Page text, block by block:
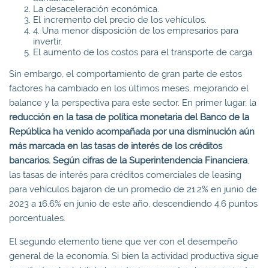
La desaceleración económica.
El incremento del precio de los vehículos.
4. Una menor disposición de los empresarios para
invertir.
El aumento de los costos para el transporte de carga.
Sin embargo, el comportamiento de gran parte de estos
factores ha cambiado en los últimos meses, mejorando el
balance y la perspectiva para este sector. En primer lugar, la
reducción en la tasa de política monetaria del Banco de la
República ha venido acompañada por una disminución aún
más marcada en las tasas de interés de los créditos
bancarios. Según cifras de la Superintendencia Financiera,
las tasas de interés para créditos comerciales de leasing
para vehículos bajaron de un promedio de 21.2% en junio de
2023 a 16.6% en junio de este año, descendiendo 4.6 puntos
porcentuales.
El segundo elemento tiene que ver con el desempeño
general de la economía. Si bien la actividad productiva sigue